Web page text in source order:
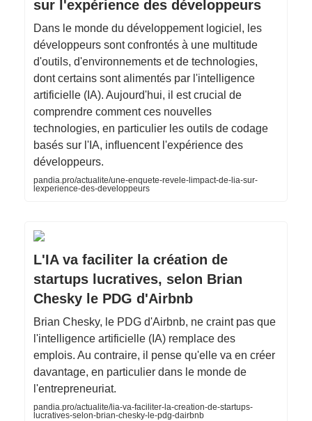
sur l'expérience des développeurs
Dans le monde du développement logiciel, les
développeurs sont confrontés à une multitude
d'outils, d'environnements et de technologies,
dont certains sont alimentés par l'intelligence
artificielle (IA). Aujourd'hui, il est crucial de
comprendre comment ces nouvelles
technologies, en particulier les outils de codage
basés sur l'IA, influencent l'expérience des
développeurs.
pandia.pro/actualite/une-enquete-revele-limpact-de-lia-sur-
lexperience-des-developpeurs
L'IA va faciliter la création de
startups lucratives, selon Brian
Chesky le PDG d'Airbnb
Brian Chesky, le PDG d'Airbnb, ne craint pas que
l'intelligence artificielle (IA) remplace des
emplois. Au contraire, il pense qu'elle va en créer
davantage, en particulier dans le monde de
l'entrepreneuriat.
pandia.pro/actualite/lia-va-faciliter-la-creation-de-startups-
lucratives-selon-brian-chesky-le-pdg-dairbnb